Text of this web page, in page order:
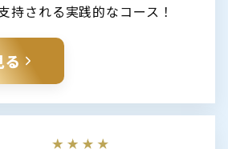
持される実践的なコース！
る